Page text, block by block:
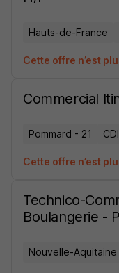
Hauts-de-France
Cette offre n’est
Commercial
Pommard - 21 CDI
Cette offre n’est
Technico-
Boulangerie -
Nouvelle-Aquitaine